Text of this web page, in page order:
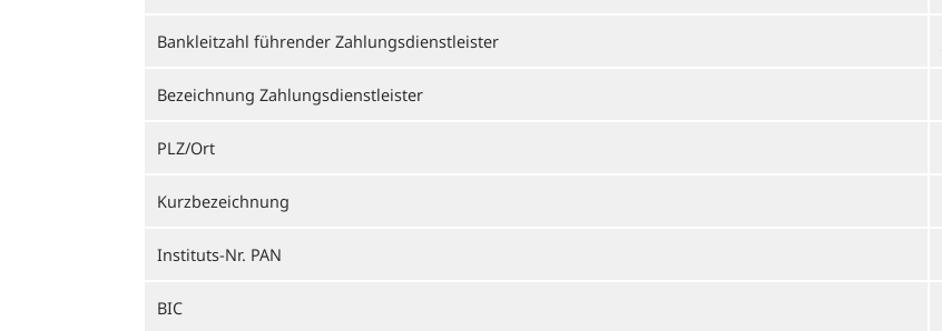
Bankleitzahl führender Zahlungsdienstleister
Bezeichnung Zahlungsdienstleister
PLZ/Ort
Kurzbezeichnung
Instituts-Nr. PAN
BIC